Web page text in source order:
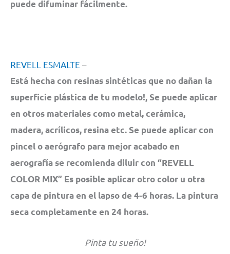
puede difuminar fácilmente.
REVELL ESMALTE –
Está hecha con resinas sintéticas que no dañan la
superficie plástica de tu modelo!, Se puede aplicar
en otros materiales como metal, cerámica,
madera, acrílicos, resina etc. Se puede aplicar con
pincel o aerógrafo para mejor acabado en
aerografía se recomienda diluir con “REVELL
COLOR MIX” Es posible aplicar otro color u otra
capa de pintura en el lapso de 4-6 horas. La pintura
seca completamente en 24 horas.
Pinta tu sueño!